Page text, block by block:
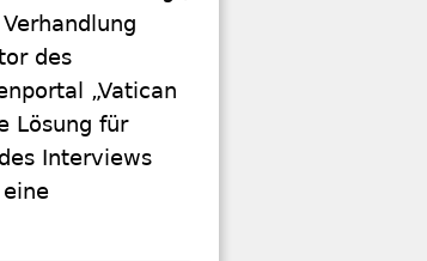
des
„Vatican
Lösung für
Interviews